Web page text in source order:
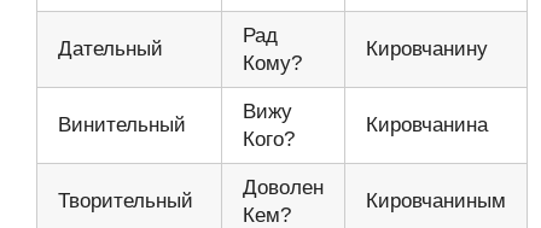
Дательный
Рад
Кому?
Кировчанину
Винительный
Вижу
Кого?
Кировчанина
Творительный
Доволен
Кем?
Кировчаниным